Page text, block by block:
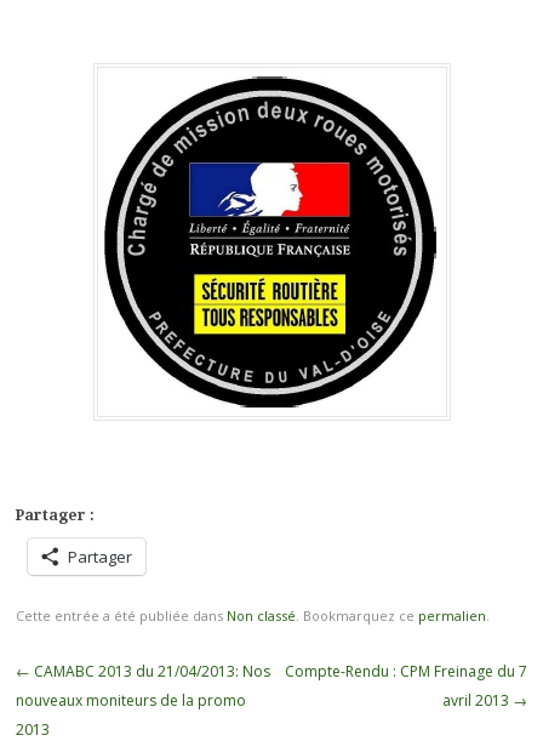
Partager :
Partager
Cette entrée a été publiée dans Non classé . Bookmarquez ce permalien
Navigation
des
articles
← CAMABC 2013 du 21/04/2013: Nos
nouveaux moniteurs de la promo
2013
Compte-Rendu : CPM Freinage du 7
avril 2013 →